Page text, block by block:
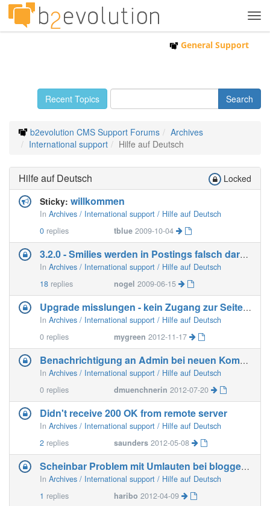
General Support
Recent Topics
b2evolution CMS Support Forums
Archives
International support
Hilfe auf Deutsch
Hilfe auf Deutsch
Locked
Sticky: willkommen
In Archives / International support / Hilfe auf Deutsch
0 replies tblue 2009-10-04
3.2.0 - Smilies werden in Postings falsch dargestellt
In Archives / International support / Hilfe auf Deutsch
18 replies nogel 2009-06-15
Upgrade misslungen - kein Zugang zur Seite mehr!
In Archives / International support / Hilfe auf Deutsch
0 replies mygreen 2012-11-17
Benachrichtigung an Admin bei neuen Kommentaren
In Archives / International support / Hilfe auf Deutsch
0 replies dmuenchnerin 2012-07-20
Didn't receive 200 OK from remote server
In Archives / International support / Hilfe auf Deutsch
2 replies saunders 2012-05-08
Scheinbar Problem mit Umlauten bei bloggen per Mail
In Archives / International support / Hilfe auf Deutsch
1 replies haribo 2012-04-09